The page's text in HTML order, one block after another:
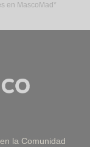
en MascoMad*
la Comunidad